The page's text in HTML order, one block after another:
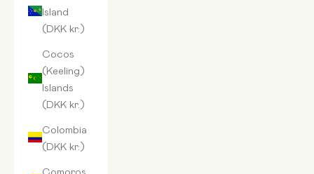
Island
(DKK kr.)
Cocos
(Keeling)
Islands
(DKK kr.)
Colombia
(DKK kr.)
Comoros